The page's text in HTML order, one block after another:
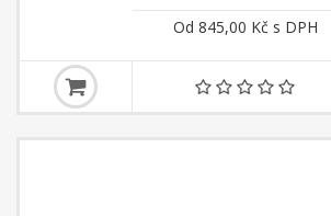
Od 845,00 Kč s DPH